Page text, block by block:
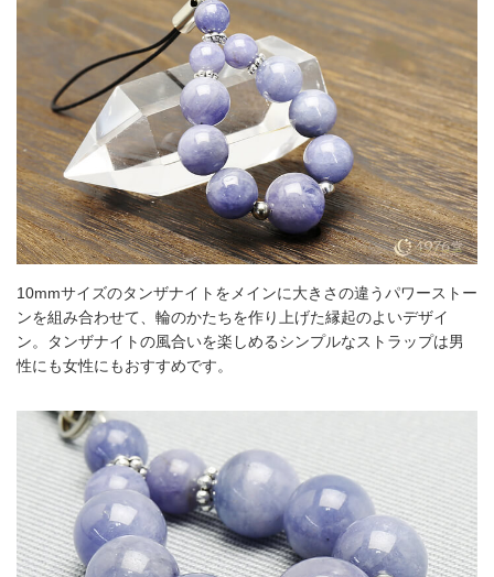
10mmサイズのタンザナイトをメインに大きさの違うパワーストー
ンを組み合わせて、輪のかたちを作り上げた縁起のよいデザイ
ン。タンザナイトの風合いを楽しめるシンプルなストラップは男
性にも女性にもおすすめです。